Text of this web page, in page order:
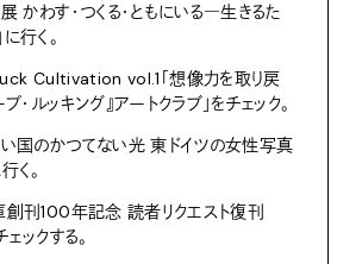
展 かわす・つくる・ともにいる―生きるた
行く。
Cultivation vol.1「想像力を取り戻
プ・ルッキング』アートクラブ」をチェック。
い国のかつてない光 東ドイツの女性写真
く。
創刊100年記念 読者リクエスト復刊
ックする。